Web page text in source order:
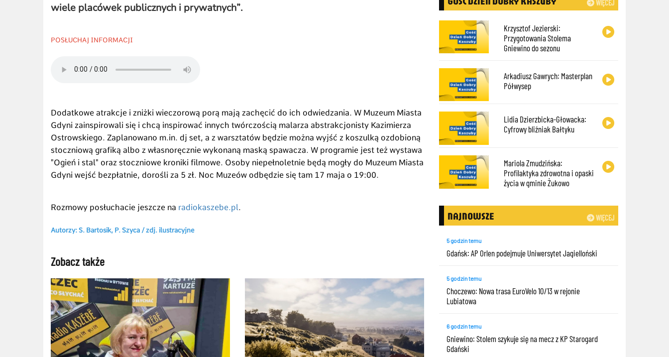
wiele placówek publicznych i prywatnych”.
POSŁUCHAJ INFORMACJI
Dodatkowe atrakcje i zniżki wieczorową porą mają zachęcić do ich odwiedzania. W Muzeum Miasta
Gdyni zainspirowali się i chcą inspirować innych twórczością malarza abstrakcjonisty Kazimierza
Ostrowskiego. Zaplanowano m.in. dj set, a z warsztatów będzie można wyjść z koszulką ozdobioną
stoczniową grafiką albo z własnoręcznie wykonaną maską spawacza. W programie jest też wystawa
"Ogień i stal" oraz stoczniowe kroniki filmowe. Osoby niepełnoletnie będą mogły do Muzeum Miasta
Gdyni wejść bezpłatnie, dorośli za 5 zł. Noc Muzeów odbędzie się tam 17 maja o 19:00.
Rozmowy posłuchacie jeszcze na radiokaszebe.pl.
Autorzy: S. Bartosik, P. Szyca /zdj. ilustracyjne
Zobacz także
WIĘCEJ
Krzysztof Jezierski:
Przygotowania Stolema
Gniewino do sezonu
Arkadiusz Gawrych: Masterplan
Półwysep
Lidia Dzierzbicka-Głowacka:
Cyfrowy bliźniak Bałtyku
Mariola Zmudzińska:
Profilaktyka zdrowotna i opaski
życia w gminie Żukowo
WIĘCEJ
NAJNOWSZE
5 godzin temu
Gdańsk: AP Orlen podejmuje Uniwersytet Jagielloński
5 godzin temu
Choczewo: Nowa trasa EuroVelo 10/13 w rejonie
Lubiatowa
6 godzin temu
Gniewino: Stolem szykuje się na mecz z KP Starogard
Gdański